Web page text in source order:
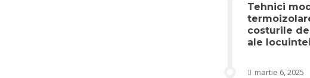
Tehnici
costurile
ale locuintei
martie 6, 2025